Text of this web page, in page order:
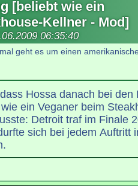
[beliebt wie ein
Kellner - Mod]
06:35:40
geht es um einen
Hossa danach bei den
ein Veganer beim
Detroit traf im Finale
sich bei jedem Auftritt